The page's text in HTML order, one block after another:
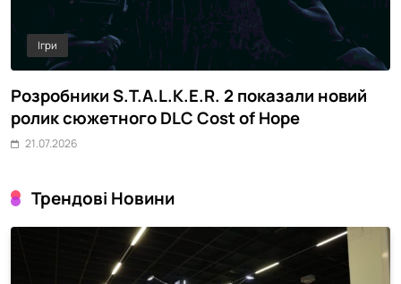
Ігри
Розробники S.T.A.L.K.E.R. 2 показали новий
ролик сюжетного DLC Cost of Hope
21.07.2026
Трендові Новини